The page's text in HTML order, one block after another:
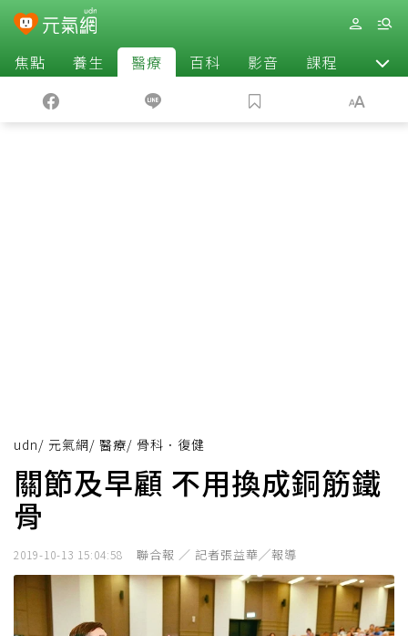
焦點 養生 醫療 百科 影音 課程 退休
udn/ 元氣網/ 醫療/ 骨科．復健
關節及早顧 不用換成銅筋鐵
骨
2019-10-13 15:04:58 聯合報 ／ 記者張益華╱報導